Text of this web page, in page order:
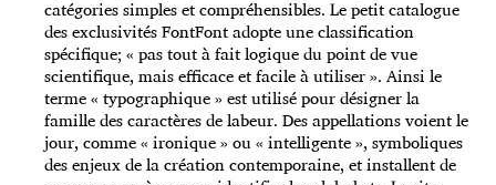
catégories simples et compréhensibles. Le petit catalogue
des exclusivités FontFont adopte une classification
spécifique; « pas tout à fait logique du point de vue
scientifique, mais efficace et facile à utiliser ». Ainsi le
terme « typographique » est utilisé pour désigner la
famille des caractères de labeur. Des appellations voient le
jour, comme « ironique » ou « intelligente », symboliques
des enjeux de la création contemporaine, et installent de